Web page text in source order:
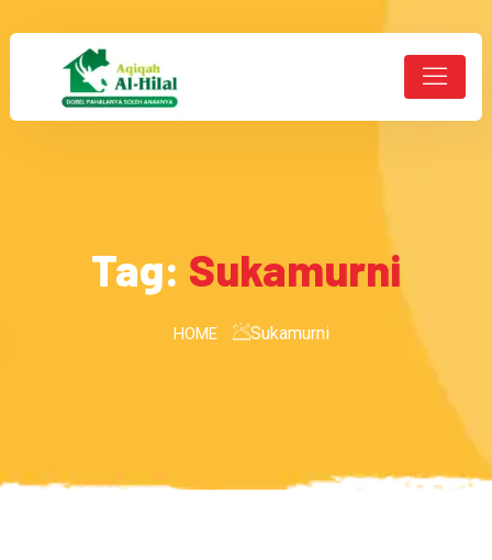
Tag: Sukamurni
HOME Sukamurni